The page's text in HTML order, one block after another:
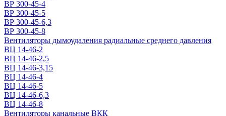
ВР 300-45-4
ВР 300-45-5
ВР 300-45-6,3
ВР 300-45-8
Вентиляторы дымоудаления радиальные среднего давления
ВЦ 14-46-2
ВЦ 14-46-2,5
ВЦ 14-46-3,15
ВЦ 14-46-4
ВЦ 14-46-5
ВЦ 14-46-6,3
ВЦ 14-46-8
Вентиляторы канальные ВКК